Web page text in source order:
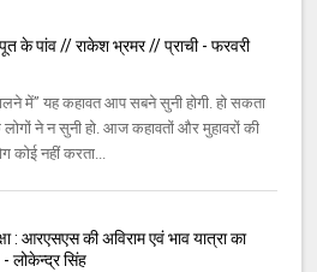
के पांव // राकेश भ्रमर // प्राची - फरवरी
में’’ यह कहावत आप सबने सुनी होगी. हो सकता
लोगों ने न सुनी हो. आज कहावतों और मुहावरों की
कोई नहीं करता...
: आरएसएस की अविराम एवं भाव यात्रा का
लोकेन्द्र सिंह